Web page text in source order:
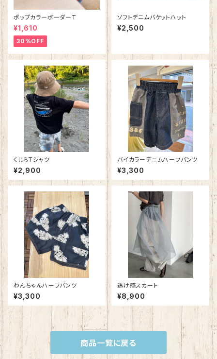
ポップカラーボーダーT
¥1,610
30%OFF
ソフトデニムバケットハット
¥2,500
くじらTシャツ
¥2,900
バイカラーデニムハーフパンツ
¥3,300
わんちゃんハーフパンツ
¥3,300
透け感スカート
¥8,900
商品一覧に戻る